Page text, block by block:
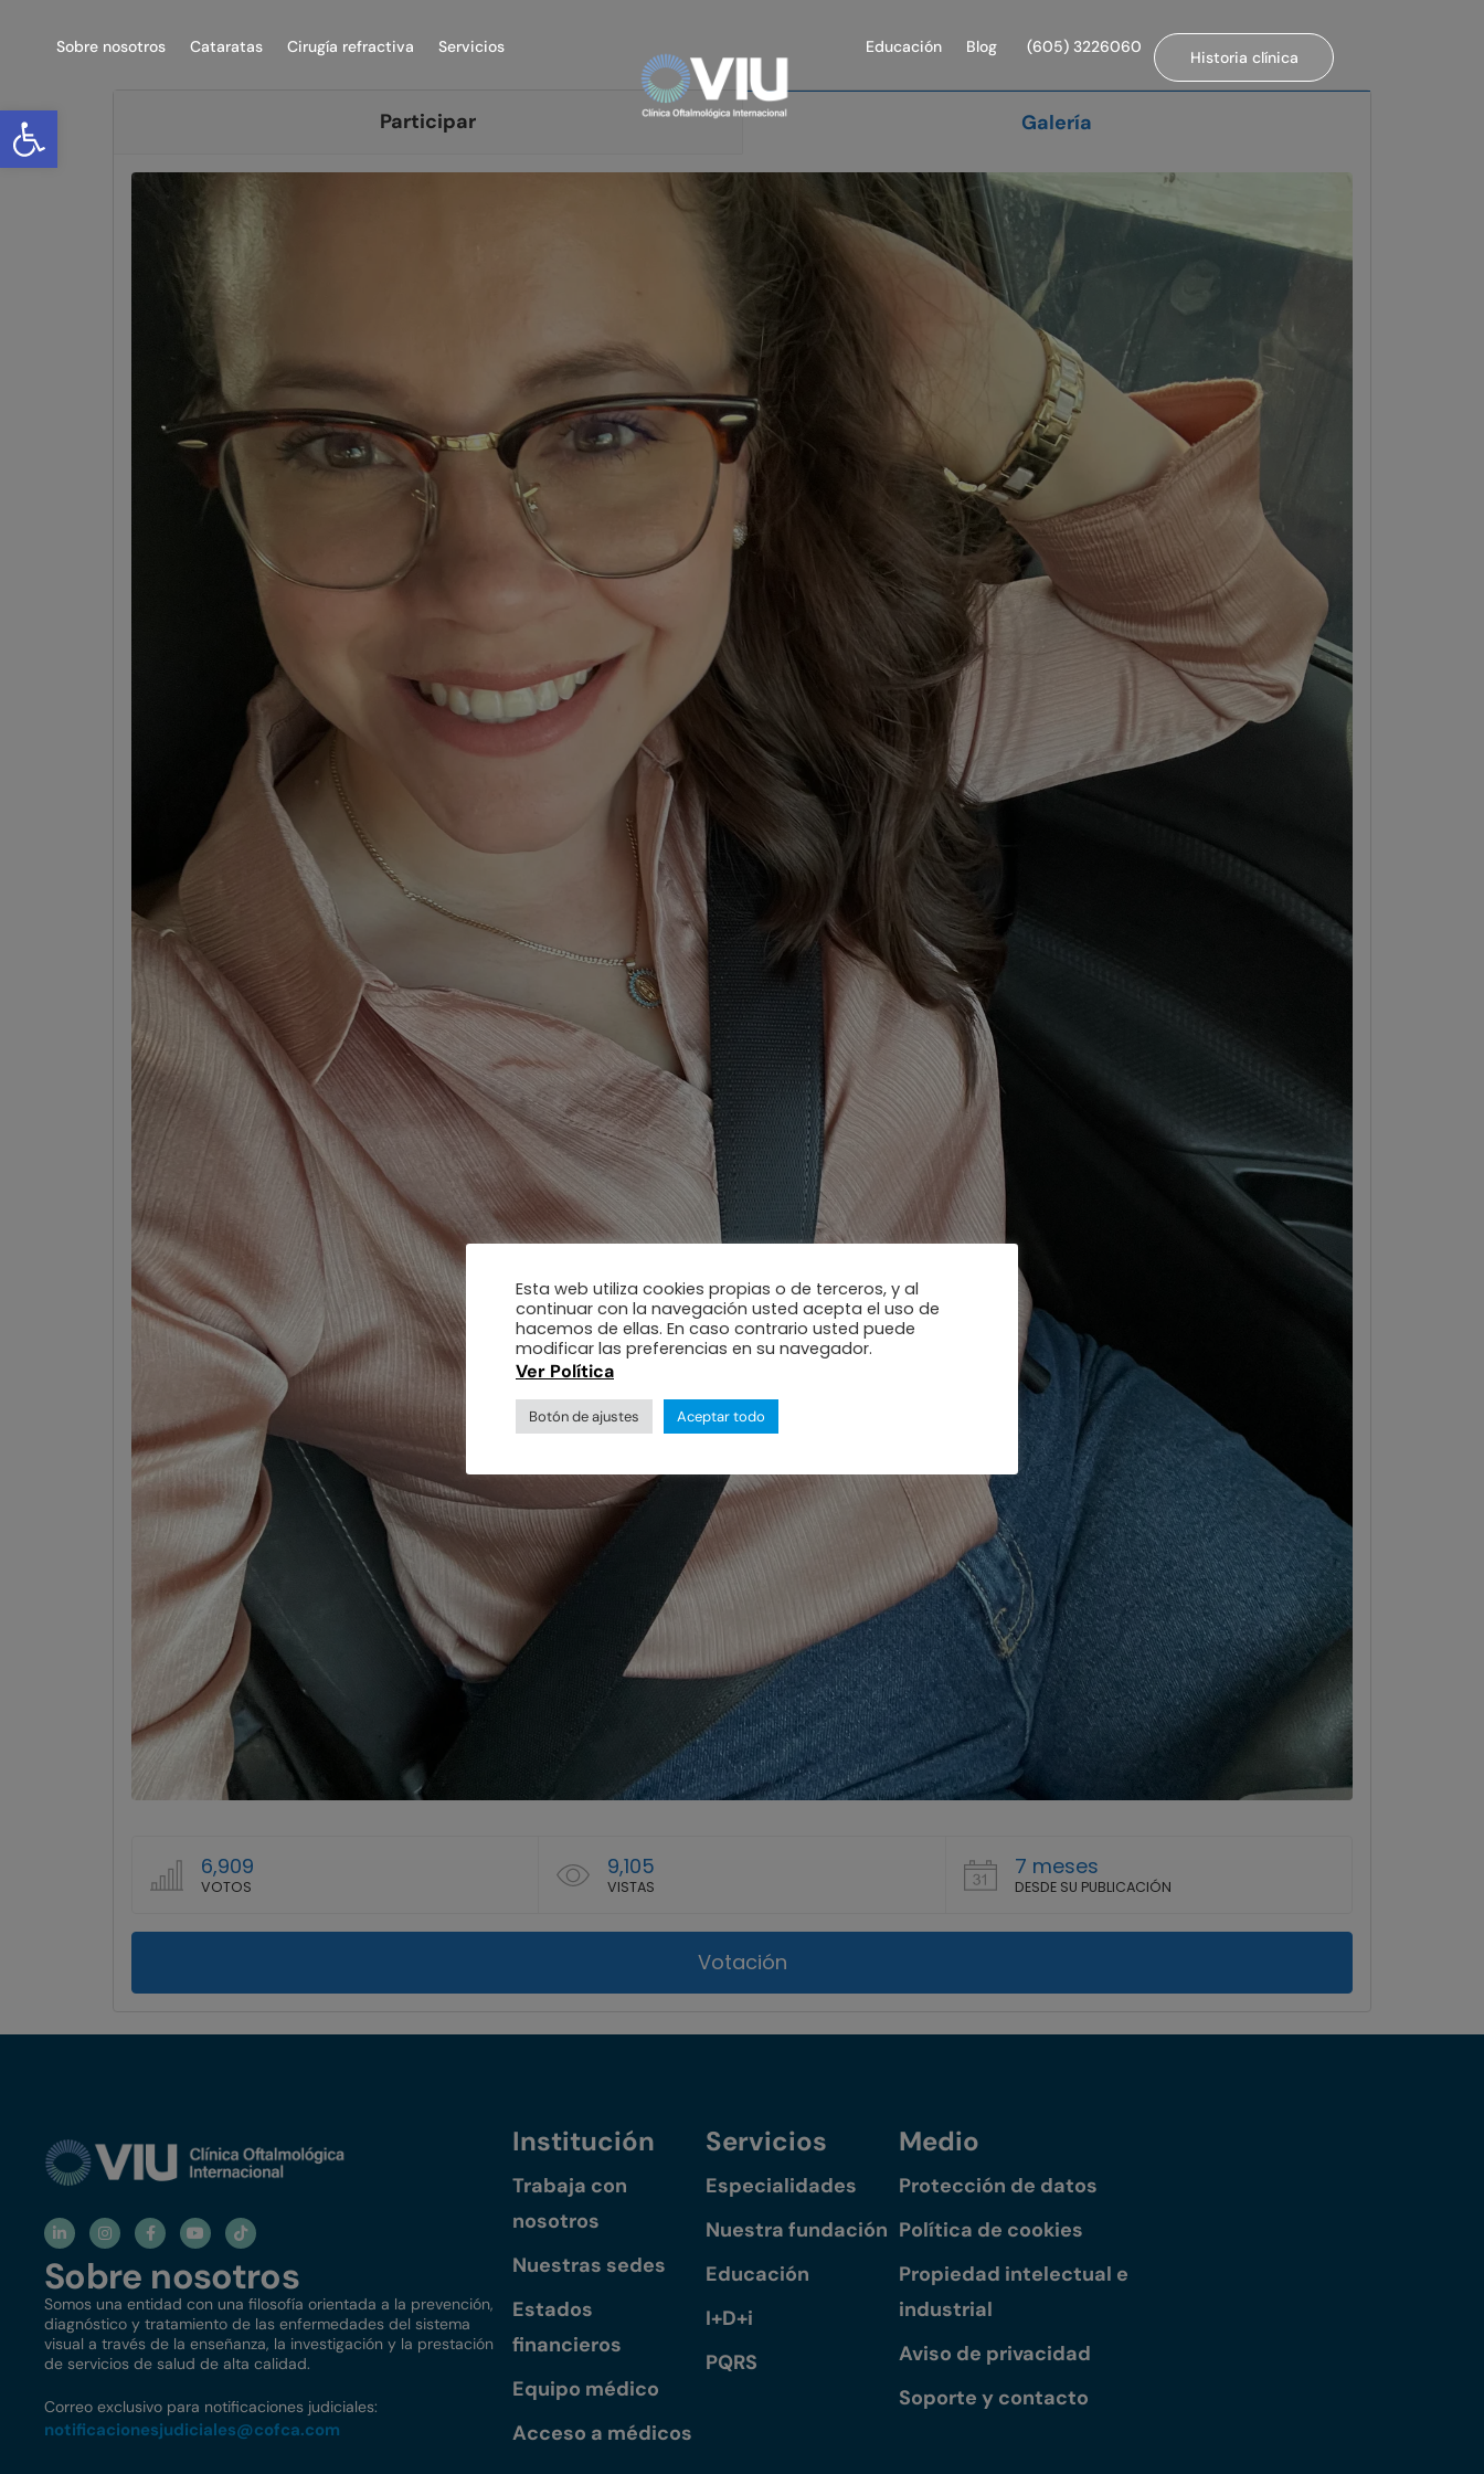
Abrir barra de herramientas
Sobre nosotros Cataratas Cirugía refractiva Servicios Educación Blog (605) 3226060
Historia clínica
Submission 40137
Participar Galería
6,909
VOTOS
9,105
VISTAS
7 meses
DESDE SU PUBLICACIÓN
Votación
Sobre nosotros
Somos una entidad con una filosofía orientada a la prevención,
diagnóstico y tratamiento de las enfermedades del sistema
visual a través de la enseñanza, la investigación y la prestación
de servicios de salud de alta calidad.
Correo exclusivo para notificaciones judiciales:
notificacionesjudiciales@cofca.com
Institución
Trabaja con
nosotros
Nuestras sedes
Estados
financieros
Equipo médico
Acceso a médicos
Servicios
Especialidades
Nuestra fundación
Educación
I+D+i
PQRS
Medio
Protección de datos
Política de cookies
Propiedad intelectual e
industrial
Aviso de privacidad
Soporte y contacto
Esta web utiliza cookies propias o de terceros, y al
continuar con la navegación usted acepta el uso de
hacemos de ellas. En caso contrario usted puede
modificar las preferencias en su navegador.
Ver Política
Botón de ajustes Aceptar todo